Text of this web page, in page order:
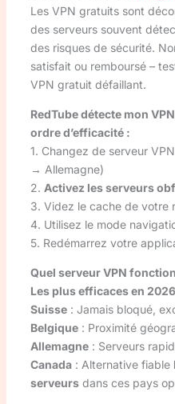
Les VPN gratuits sont
des serveurs souvent
des risques de sécurité.
satisfait ou remboursé –
VPN gratuit défaillant.
RedTube détecte mon
ordre d’efficacité :
1. Changez de serveur
→ Allemagne)
2. Activez les serveurs
3. Videz le cache de votre
4. Utilisez le mode
5. Redémarrez votre
Quel serveur VPN
Les plus efficaces en
Suisse: Jamais bloqué,
Belgique: Proximité
Allemagne: Serveurs
Canada: Alternative fiable
serveursdans ces pays